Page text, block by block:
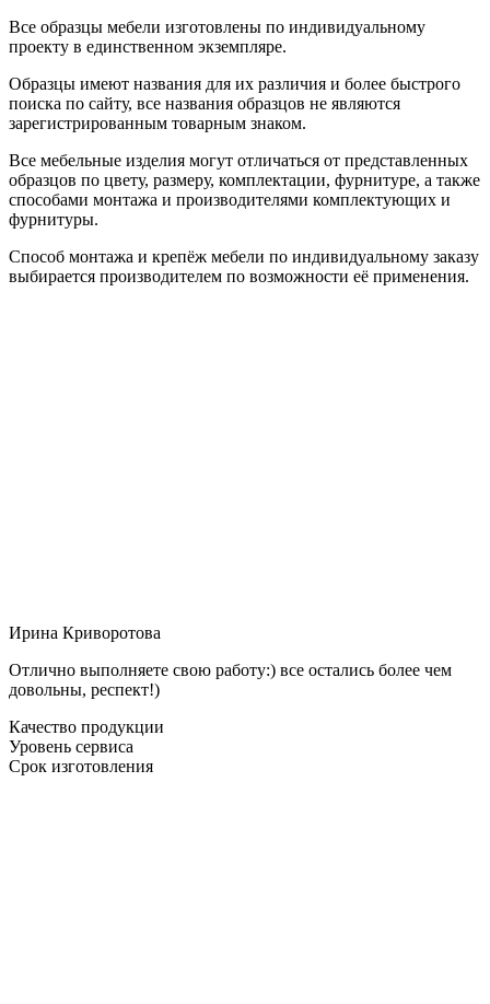
Все образцы мебели изготовлены по индивидуальному
проекту в единственном экземпляре.
Образцы имеют названия для их различия и более быстрого
поиска по сайту, все названия образцов не являются
зарегистрированным товарным знаком.
Все мебельные изделия могут отличаться от представленных
образцов по цвету, размеру, комплектации, фурнитуре, а также
способами монтажа и производителями комплектующих и
фурнитуры.
Способ монтажа и крепёж мебели по индивидуальному заказу
выбирается производителем по возможности её применения.
Ирина Криворотова
Отлично выполняете свою работу:) все остались более чем
довольны, респект!)
Качество продукции
Уровень сервиса
Срок изготовления